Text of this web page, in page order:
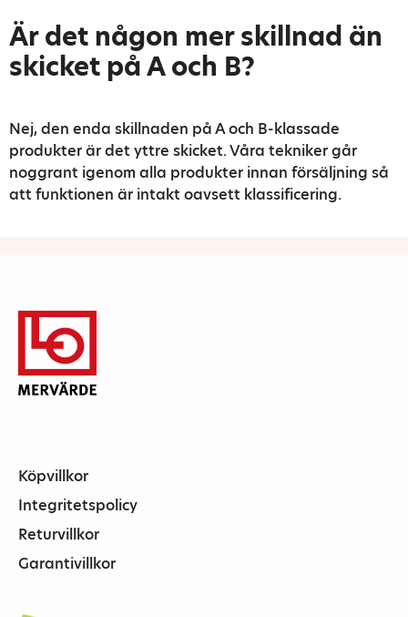
Är det någon mer skillnad än
skicket på A och B?
Nej, den enda skillnaden på A och B-klassade
produkter är det yttre skicket. Våra tekniker går
noggrant igenom alla produkter innan försäljning så
att funktionen är intakt oavsett klassificering.
Köpvillkor
Integritetspolicy
Returvillkor
Garantivillkor